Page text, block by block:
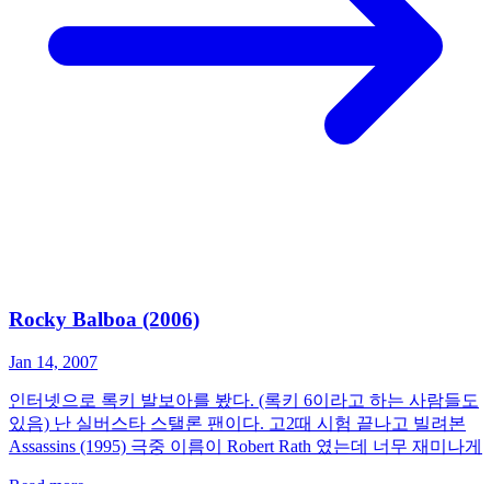
Rocky Balboa (2006)
Jan 14, 2007
인터넷으로 록키 발보아를 봤다. (록키 6이라고 하는 사람들도
있음) 난 실버스타 스탤론 팬이다. 고2때 시험 끝나고 빌려본
Assassins (1995) 극중 이름이 Robert Rath 였는데 너무 재미나게